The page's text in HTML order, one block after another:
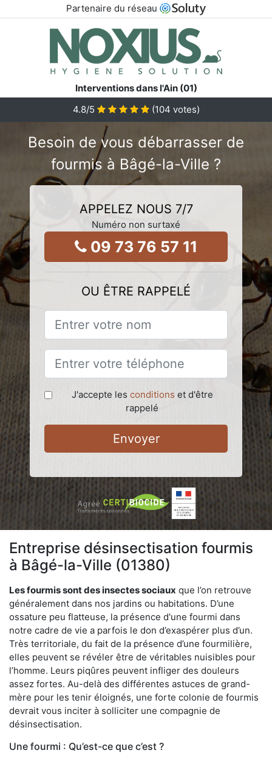
Partenaire du réseau
Interventions dans l'Ain (01)
4.8/5 (104 votes)
Besoin de vous débarrasser de
fourmis à Bâgé-la-Ville ?
APPELEZ NOUS 7/7
Numéro non surtaxé
09 73 76 57 11
OU ÊTRE RAPPELÉ
J'accepte les conditions et d'être
rappelé
Envoyer
Entreprise désinsectisation fourmis
à Bâgé-la-Ville (01380)
Les fourmis sont des insectes sociaux que l’on retrouve
généralement dans nos jardins ou habitations. D’une
ossature peu flatteuse, la présence d'une fourmi dans
notre cadre de vie a parfois le don d’exaspérer plus d’un.
Très territoriale, du fait de la présence d’une fourmilière,
elles peuvent se révéler être de véritables nuisibles pour
l’homme. Leurs piqûres peuvent infliger des douleurs
assez fortes. Au-delà des différentes astuces de grand-
mère pour les tenir éloignés, une forte colonie de fourmis
devrait vous inciter à solliciter une compagnie de
désinsectisation.
Une fourmi : Qu’est-ce que c’est ?